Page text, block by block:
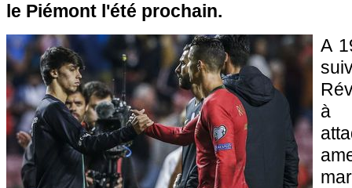
le Piémont l'été prochain.
A
à